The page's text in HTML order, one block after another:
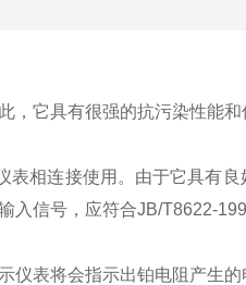
，它具有很强的抗污染性能
相连接使用。由于它具有
信号，应符合JB/T8622-
表将会指示出铂电阻产生的